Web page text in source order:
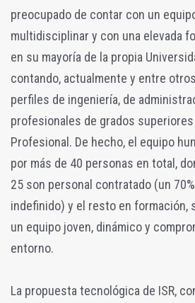
preocupado de contar con un
multidisciplinar y con una elevada
en su mayoría de la propia
contando, actualmente y entre
perfiles de ingeniería, de
profesionales de grados superiores
Profesional. De hecho, el equipo
por más de 40 personas en total,
25 son personal contratado (un
indefinido) y el resto en formación,
un equipo joven, dinámico y
entorno.
La propuesta tecnológica de ISR,